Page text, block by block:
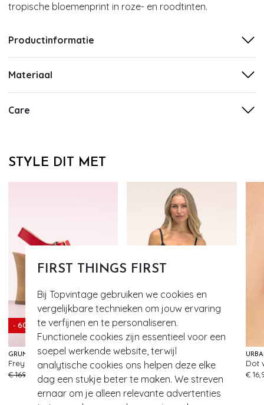
FIRST THINGS FIRST
Bij Topvintage gebruiken we cookies en
vergelijkbare technieken om jouw ervaring
te verfijnen en te personaliseren.
Functionele cookies zijn essentieel voor een
soepel werkende website, terwijl
analytische cookies ons helpen deze elke
dag een stukje beter te maken. We streven
ernaar om je alleen relevante advertenties
tropische bloemenprint in roze- en roodtinten.
Productinformatie
Materiaal
Care
STYLE DIT MET
- 60%
GRÜNBEIN
Freya klompjes in rood
€ 169,95
€ 67,95
63
MAGIC BODYFASHION
Ultra Sexy Hi bermuda in cappuccino
€ 49,95
€